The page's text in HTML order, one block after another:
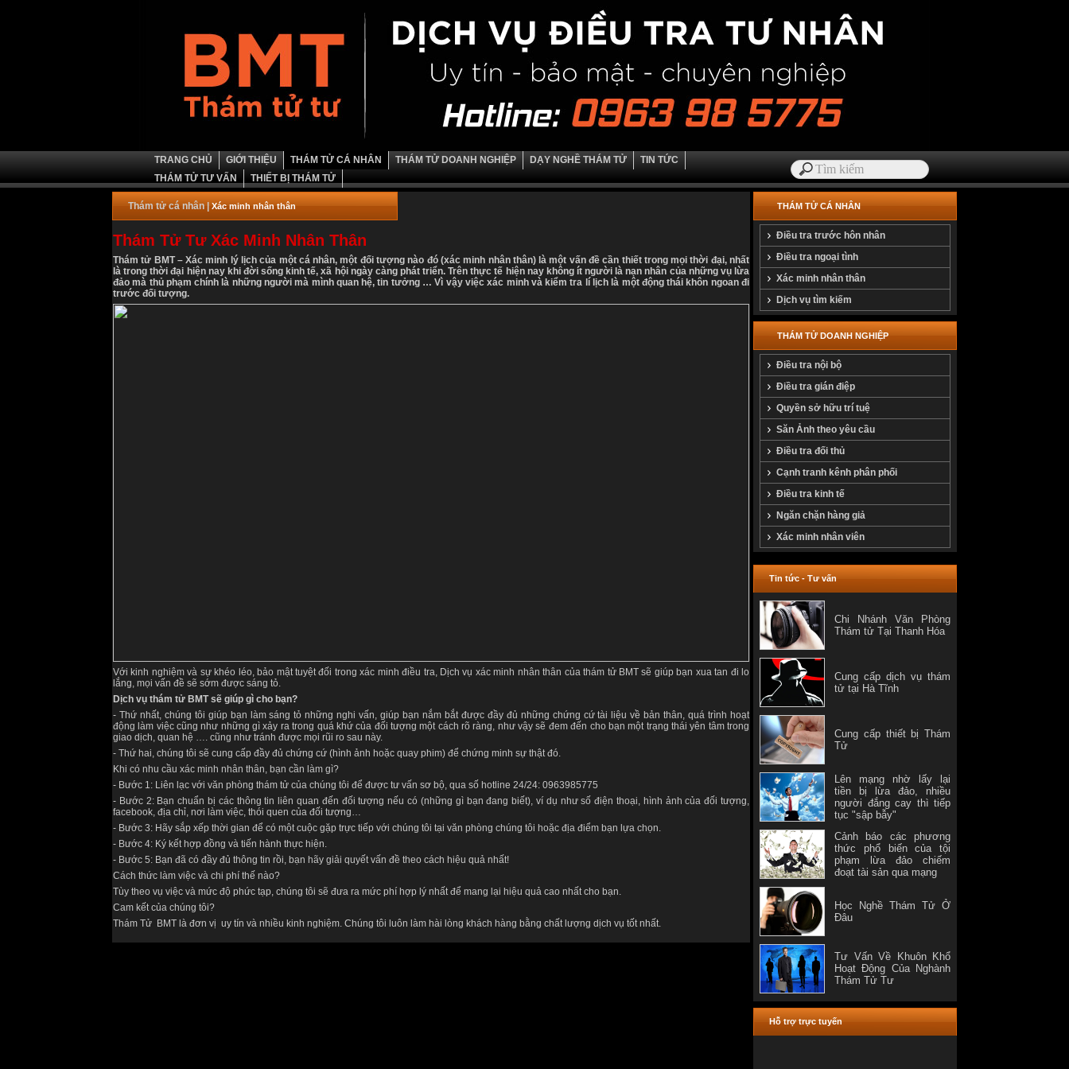
TRANG CHỦ GIỚI THIỆU THÁM TỬ CÁ NHÂN THÁM TỬ DOANH NGHIỆP DẠY NGHỀ THÁM TỬ
TIN TỨC
THÁM TỬ TƯ VẤN
THIẾT BỊ THÁM TỬ
Thám tử cá nhân Xác minh nhân thân
Thám Tử Tư Xác Minh Nhân Thân
Thám tử BMT – Xác minh lý lịch của một cá nhân, một đối tượng nào đó (xác minh nhân thân) là một vấn đề cần thiết trong mọi thời đại, nhất
là trong thời đại hiện nay khi đời sống kinh tế, xã hội ngày càng phát triển. Trên thực tế hiện nay không ít người là nạn nhân của những vụ lừa
đảo mà thủ phạm chính là những người mà mình quan hệ, tin tưởng … Vì vậy việc xác minh và kiểm tra lí lịch là một động thái khôn ngoan đi
trước đối tượng.
Với kinh nghiệm và sự khéo léo, bảo mật tuyệt đối trong xác minh điều tra, Dịch vụ xác minh nhân thân của thám tử BMT sẽ giúp bạn xua tan đi lo
lắng, mọi vấn đề sẽ sớm được sáng tỏ.
Dịch vụ thám tử BMT sẽ giúp gì cho bạn?
- Thứ nhất, chúng tôi giúp bạn làm sáng tỏ những nghi vấn, giúp bạn nắm bắt được đầy đủ những chứng cứ tài liệu về bản thân, quá trình hoạt
động làm việc cũng như những gì xảy ra trong quá khứ của đối tượng một cách rõ ràng, như vậy sẽ đem đến cho bạn một trạng thái yên tâm trong
giao dịch, quan hệ …. cũng như tránh được mọi rũi ro sau này.
- Thứ hai, chúng tôi sẽ cung cấp đầy đủ chứng cứ (hình ảnh hoặc quay phim) để chứng minh sự thật đó.
Khi có nhu cầu xác minh nhân thân, bạn cần làm gì?
- Bước 1: Liên lạc với văn phòng thám tử của chúng tôi để được tư vấn sơ bộ, qua số hotline 24/24: 0963985775
- Bước 2: Bạn chuẩn bị các thông tin liên quan đến đối tượng nếu có (những gì bạn đang biết), ví dụ như số điện thoại, hình ảnh của đối tượng,
facebook, địa chỉ, nơi làm việc, thói quen của đối tượng…
- Bước 3: Hãy sắp xếp thời gian để có một cuộc gặp trực tiếp với chúng tôi tại văn phòng chúng tôi hoặc địa điểm bạn lựa chọn.
- Bước 4: Ký kết hợp đồng và tiến hành thực hiện.
- Bước 5: Bạn đã có đầy đủ thông tin rồi, bạn hãy giải quyết vấn đề theo cách hiệu quả nhất!
Cách thức làm việc và chi phí thế nào?
Tùy theo vụ việc và mức độ phức tạp, chúng tôi sẽ đưa ra mức phí hợp lý nhất để mang lại hiệu quả cao nhất cho bạn.
Cam kết của chúng tôi?
Thám Tử BMT là đơn vị uy tín và nhiều kinh nghiệm. Chúng tôi luôn làm hài lòng khách hàng bằng chất lượng dịch vụ tốt nhất.
THÁM TỬ CÁ NHÂN
Điều tra trước hôn nhân
Điều tra ngoại tình
Xác minh nhân thân
Dịch vụ tìm kiếm
THÁM TỬ DOANH NGHIỆP
Điều tra nội bộ
Điều tra gián điệp
Quyền sở hữu trí tuệ
Săn Ảnh theo yêu cầu
Điều tra đối thủ
Cạnh tranh kênh phân phối
Điều tra kinh tế
Ngăn chặn hàng giả
Xác minh nhân viên
Tin tức - Tư vấn
Chi Nhánh Văn Phòng
Thám tử Tại Thanh Hóa
Cung cấp dịch vụ thám
tử tại Hà Tĩnh
Cung cấp thiết bị Thám
Tử
Lên mạng nhờ lấy lại
tiền bị lừa đảo, nhiều
người đắng cay thì tiếp
tục "sập bẫy"
Cảnh báo các phương
thức phổ biến của tội
phạm lừa đảo chiếm
đoạt tài sản qua mạng
Học Nghề Thám Tử Ở
Đâu
Tư Vấn Về Khuôn Khổ
Hoạt Động Của Nghành
Thám Tử Tư
Hỗ trợ trực tuyến